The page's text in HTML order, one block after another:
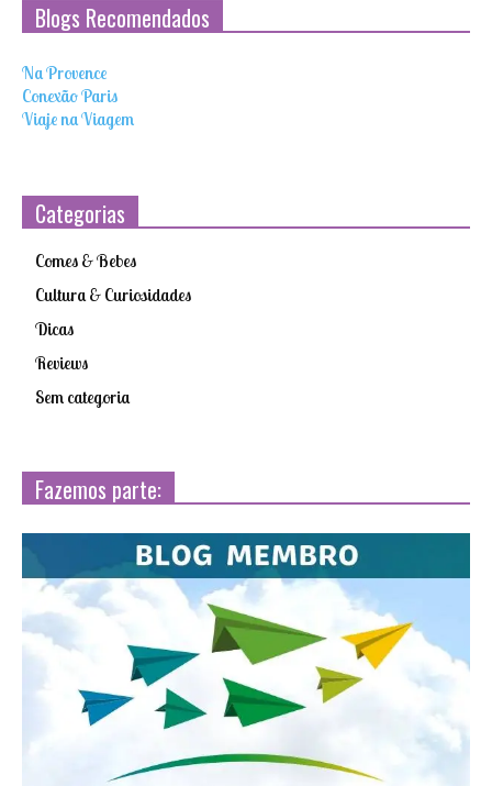
Blogs Recomendados
Na Provence
Conexão Paris
Viaje na Viagem
Categorias
Comes & Bebes
Cultura & Curiosidades
Dicas
Reviews
Sem categoria
Fazemos parte: